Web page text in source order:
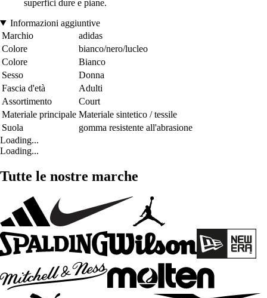
superfici dure e piane.
Informazioni aggiuntive
Marchio
adidas
Colore
bianco/nero/lucleo
Colore
Bianco
Sesso
Donna
Fascia d'età
Adulti
Assortimento
Court
Materiale principale Materiale sintetico / tessile
Suola
gomma resistente all'abrasione
Loading...
Loading...
Tutte le nostre marche